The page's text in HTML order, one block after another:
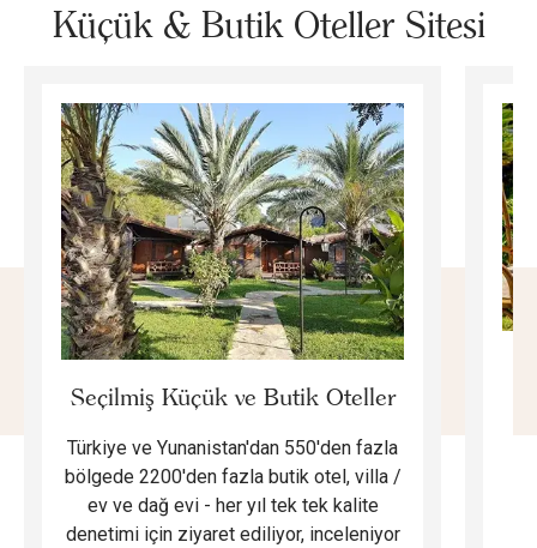
Küçük & Butik Oteller Sitesi
Seçilmiş Küçük ve Butik Oteller
Türkiye ve Yunanistan'dan 550'den fazla
bölgede 2200'den fazla butik otel, villa /
ev ve dağ evi - her yıl tek tek kalite
denetimi için ziyaret ediliyor, inceleniyor